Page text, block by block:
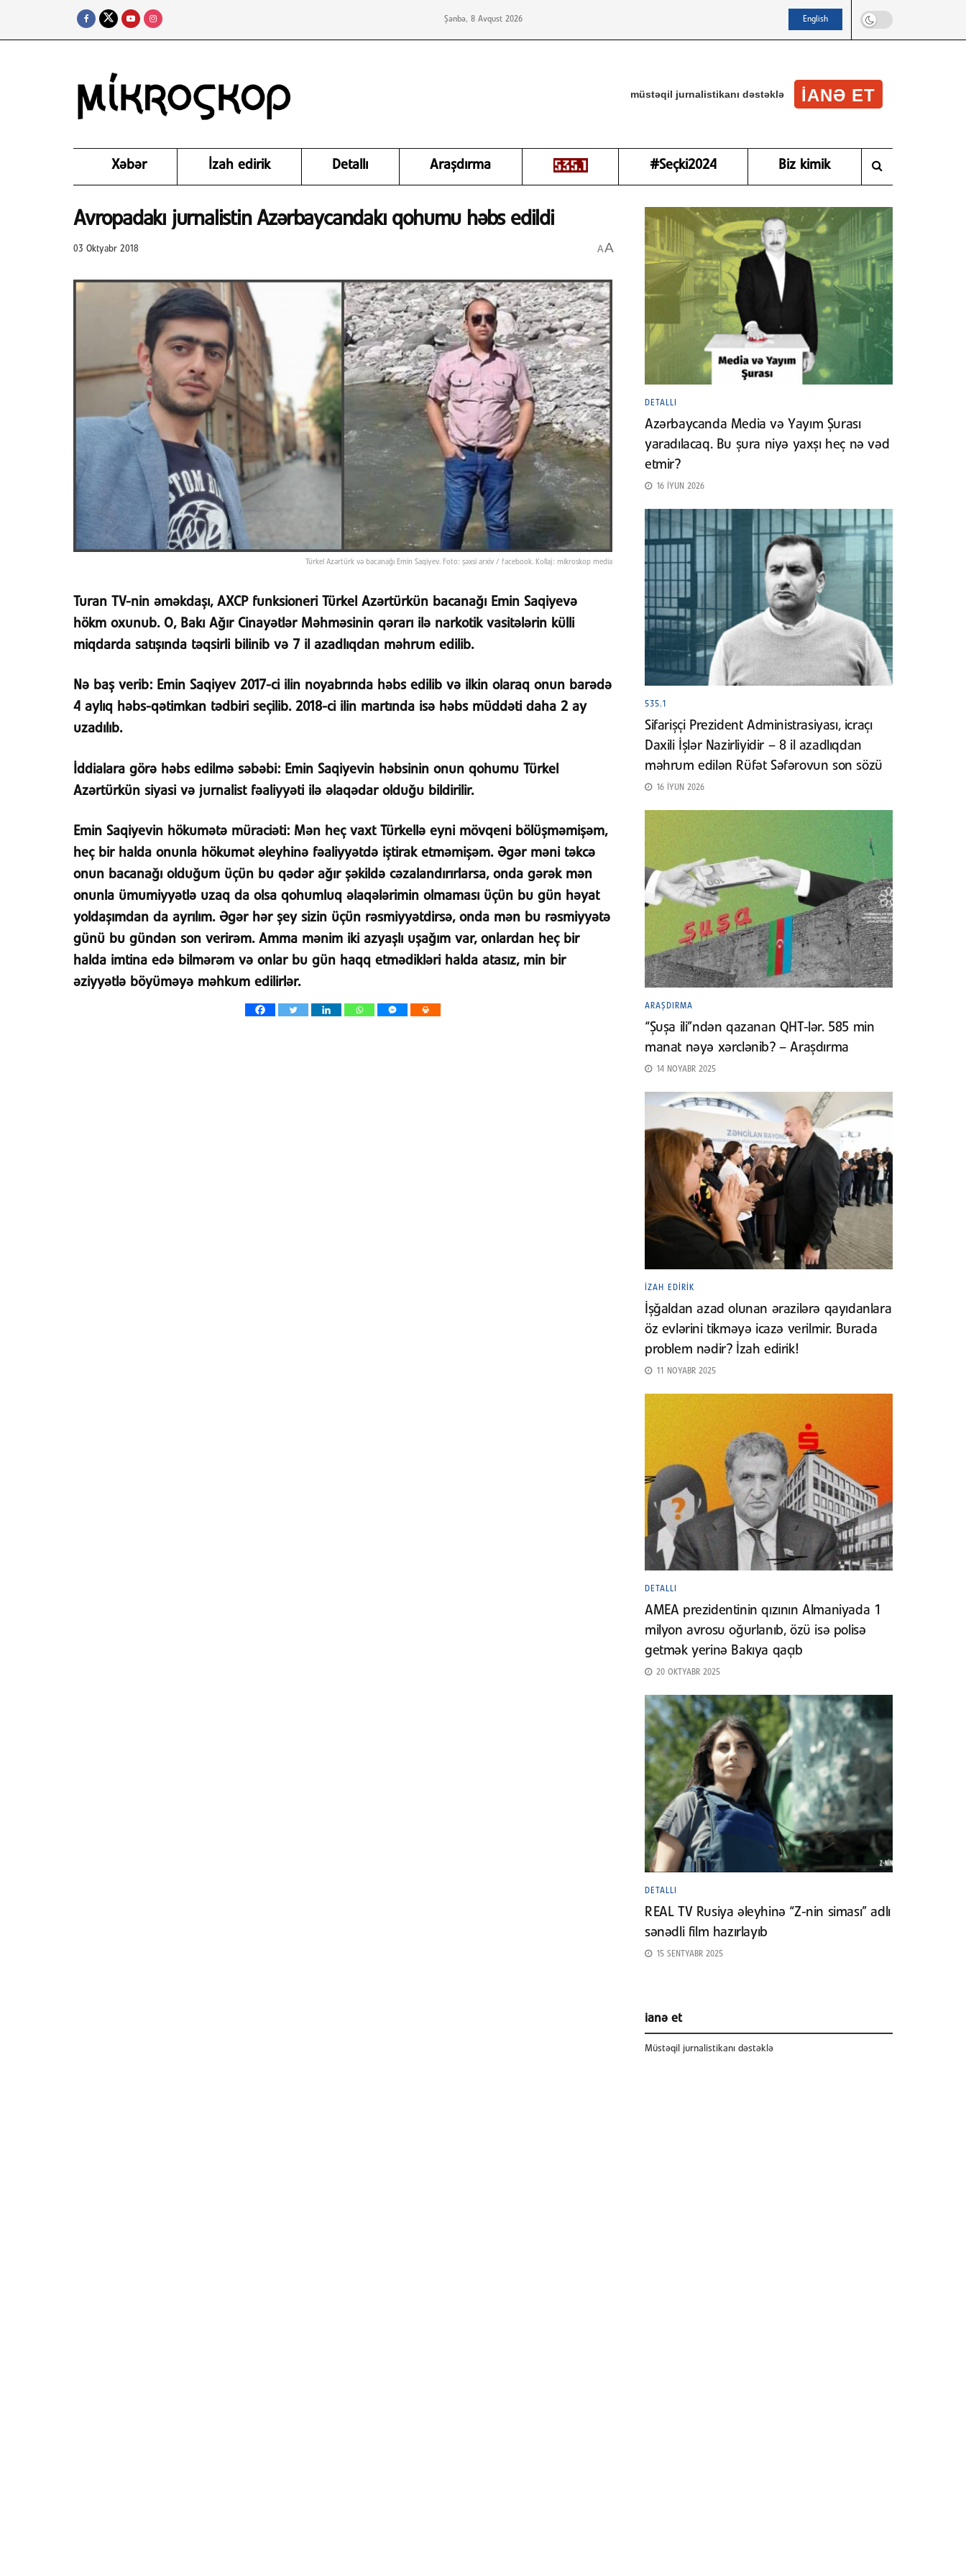
Şənbə, 8 Avqust 2026 English
müstəqil jurnalistikanı dəstəklə IANƏ ET
Xəbər İzah edirik Detallı Araşdırma #Seçki2024 Biz kimik
Avropadakı jurnalistin Azərbaycandakı qohumu həbs edildi
03 Oktyabr 2018 AA
Türkel Azərtürk və bacanağı Emin Saqiyev. Foto: şəxsi arxiv / facebook. Kollaj: mikroskop media
Turan TV-nin əməkdaşı, AXCP funksioneri Türkel Azərtürkün bacanağı Emin Saqiyevə
hökm oxunub. O, Bakı Ağır Cinayətlər Məhməsinin qərarı ilə narkotik vasitələrin külli
miqdarda satışında təqsirli bilinib və 7 il azadlıqdan məhrum edilib.
Nə baş verib: Emin Saqiyev 2017-ci ilin noyabrında həbs edilib və ilkin olaraq onun barədə
4 aylıq həbs-qətimkan tədbiri seçilib. 2018-ci ilin martında isə həbs müddəti daha 2 ay
uzadılıb.
İddialara görə həbs edilmə səbəbi: Emin Saqiyevin həbsinin onun qohumu Türkel
Azərtürkün siyasi və jurnalist fəaliyyəti ilə əlaqədar olduğu bildirilir.
Emin Saqiyevin hökumətə müraciəti: Mən heç vaxt Türkellə eyni mövqeni bölüşməmişəm,
heç bir halda onunla hökumət əleyhinə fəaliyyətdə iştirak etməmişəm. Əgər məni təkcə
onun bacanağı olduğum üçün bu qədər ağır şəkildə cəzalandırırlarsa, onda gərək mən
onunla ümumiyyətlə uzaq da olsa qohumluq əlaqələrimin olmaması üçün bu gün həyat
yoldaşımdan da ayrılım. Əgər hər şey sizin üçün rəsmiyyətdirsə, onda mən bu rəsmiyyətə
günü bu gündən son verirəm. Amma mənim iki azyaşlı uşağım var, onlardan heç bir
halda imtina edə bilmərəm və onlar bu gün haqq etmədikləri halda atasız, min bir
əziyyətlə böyüməyə məhkum edilirlər.
DETALLI
Azərbaycanda Media və Yayım Şurası
yaradılacaq. Bu şura niyə yaxşı heç nə vəd
etmir?
16 İYUN 2026
535.1
Sifarişçi Prezident Administrasiyası, icraçı
Daxili İşlər Nazirliyidir – 8 il azadlıqdan
məhrum edilən Rüfət Səfərovun son sözü
16 İYUN 2026
ARAŞDIRMA
“Şuşa ili”ndən qazanan QHT-lər. 585 min
manat nəyə xərclənib? – Araşdırma
14 NOYABR 2025
İZAH EDIRIK
İşğaldan azad olunan ərazilərə qayıdanlara
öz evlərini tikməyə icazə verilmir. Burada
problem nədir? İzah edirik!
11 NOYABR 2025
DETALLI
AMEA prezidentinin qızının Almaniyada 1
milyon avrosu oğurlanıb, özü isə polisə
getmək yerinə Bakıya qaçıb
20 OKTYABR 2025
DETALLI
REAL TV Rusiya əleyhinə “Z-nin siması” adlı
sənədli film hazırlayıb
15 SENTYABR 2025
ianə et
Müstəqil jurnalistikanı dəstəklə